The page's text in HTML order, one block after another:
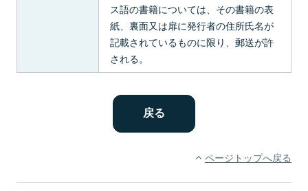
ス語の書籍については、その書籍の表
紙、裏面又は扉に発行者の住所氏名が
記載されているものに限り、郵送が許
される。
ページトップへ戻る